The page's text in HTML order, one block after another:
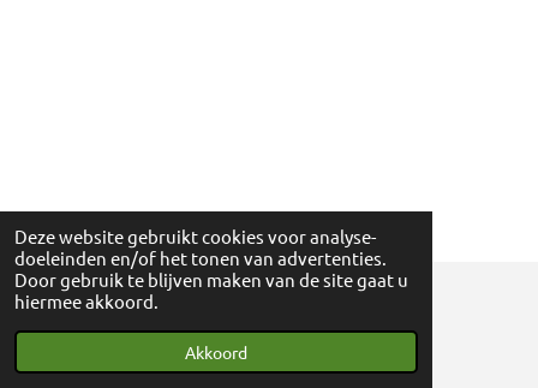
Deze website gebruikt cookies voor analyse-
doeleinden en/of het tonen van advertenties.
Door gebruik te blijven maken van de site gaat u
hiermee akkoord.
Akkoord